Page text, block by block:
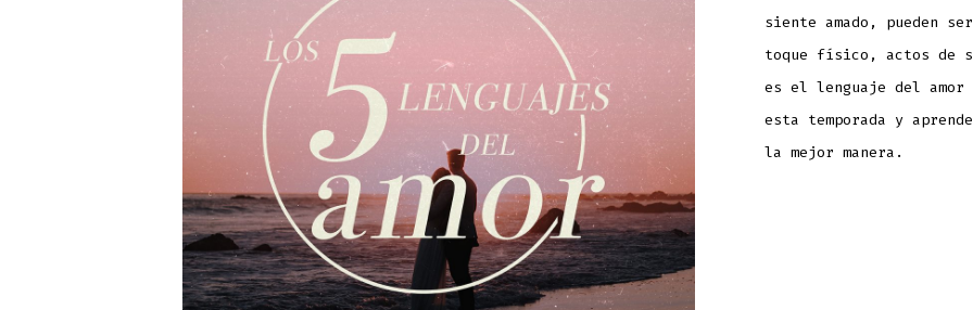
siente amado, pueden
toque físico, actos de
es el lenguaje del amor
esta temporada y
la mejor manera.